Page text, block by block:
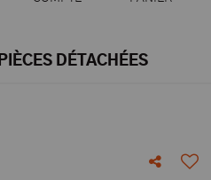
PIÈCES DÉTACHÉES